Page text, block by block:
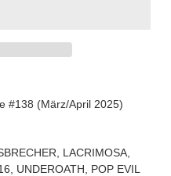
#138 (März/April 2025)
LACRIMOSA,
UNDEROATH, POP EVIL